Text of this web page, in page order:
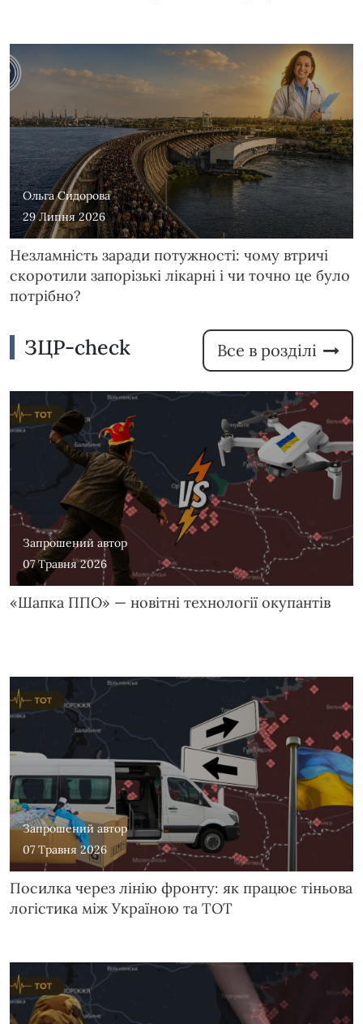
Ольга Сидорова
29 Липня 2026
Незламність заради потужності: чому втричі
скоротили запорізькі лікарні і чи точно це було
потрібно?
ЗЦР-check Все в розділі
Запрошений автор
07 Травня 2026
«Шапка ППО» — новітні технології окупантів
Запрошений автор
07 Травня 2026
Посилка через лінію фронту: як працює тіньова
логістика між Україною та ТОТ